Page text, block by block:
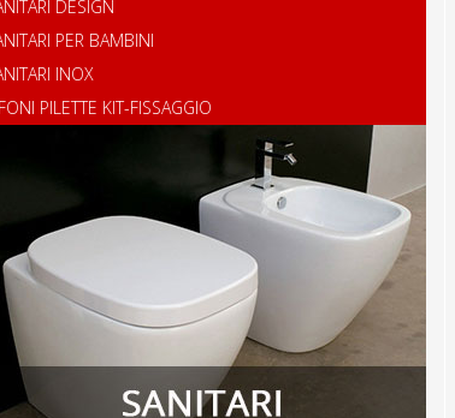
DESIGN
PER BAMBINI
INOX
PILETTE KIT-FISSAGGIO